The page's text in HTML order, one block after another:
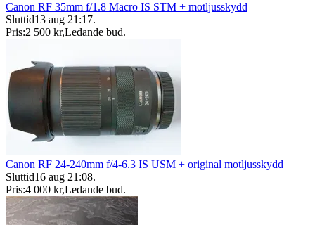
Canon RF 35mm f/1.8 Macro IS STM + motljusskydd
Sluttid13 aug 21:17.
Pris:2 500 kr,Ledande bud.
Canon RF 24-240mm f/4-6.3 IS USM + original motljusskydd
Sluttid16 aug 21:08.
Pris:4 000 kr,Ledande bud.